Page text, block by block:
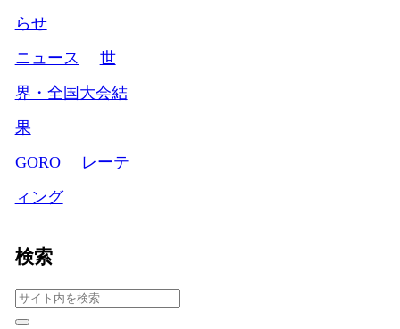
らせ
ニュース
世
界・全国大会結
果
GORO
レーテ
ィング
検索